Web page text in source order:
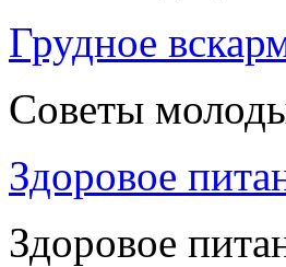
Грудное
Советы
Здоровое
Здоровое